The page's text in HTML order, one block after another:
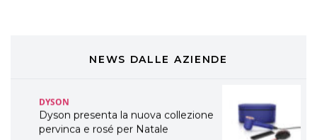
NEWS DALLE AZIENDE
WELLNESS CONGRESS 2022: I
DYSON
Dyson presenta la nuova collezione
pervinca e rosé per Natale